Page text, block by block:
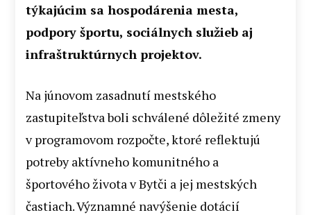
týkajúcim sa hospodárenia mesta,
podpory športu, sociálnych služieb aj
infraštruktúrnych projektov.
Na júnovom zasadnutí mestského
zastupiteľstva boli schválené dôležité zmeny
v programovom rozpočte, ktoré reflektujú
potreby aktívneho komunitného a
športového života v Bytči a jej mestských
častiach. Významné navýšenie dotácií